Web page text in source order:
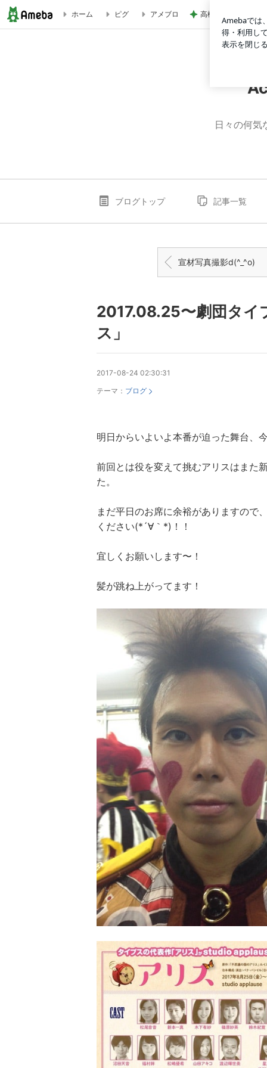
2017.08.25〜劇団タイプスプロデュース公演「アリス」 |
ホーム ピグ アメブロ 高橋英樹 カメラで
日々の何気
ブログトップ 記事一覧
宣材写真撮影d(^_^o)
2017.08.25〜劇団タイ
ス」
2017-08-24 02:30:31
テーマ： ブログ
明日からいよいよ本番が迫った舞台、
前回とは役を変えて挑むアリスはまた
た。
まだ平日のお席に余裕がありますので
ください(*´∀｀*)！！
宜しくお願いします〜！
髪が跳ね上がってます！